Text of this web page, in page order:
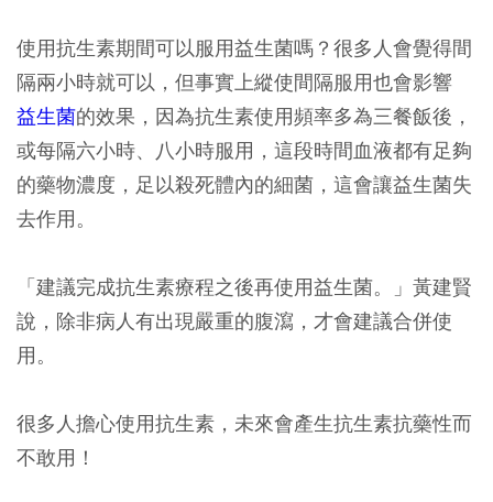
使用抗生素期間可以服用益生菌嗎？很多人會覺得間
隔兩小時就可以，但事實上縱使間隔服用也會影響
益生菌的效果，因為抗生素使用頻率多為三餐飯後，
或每隔六小時、八小時服用，這段時間血液都有足夠
的藥物濃度，足以殺死體內的細菌，這會讓益生菌失
去作用。
「建議完成抗生素療程之後再使用益生菌。」黃建賢
說，除非病人有出現嚴重的腹瀉，才會建議合併使
用。
很多人擔心使用抗生素，未來會產生抗生素抗藥性而
不敢用！